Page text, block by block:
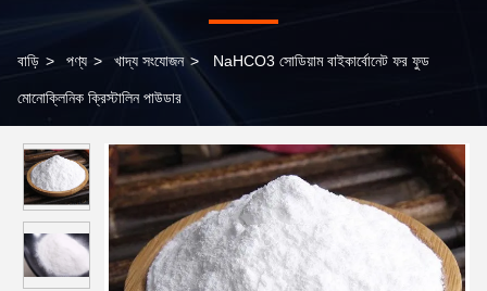
বাড়ি > পণ্য > খাদ্য সংযোজন > NaHCO3 সোডিয়াম বাইকার্বোনেট ফর ফুড
মোনোক্লিনিক ক্রিস্টালিন পাউডার